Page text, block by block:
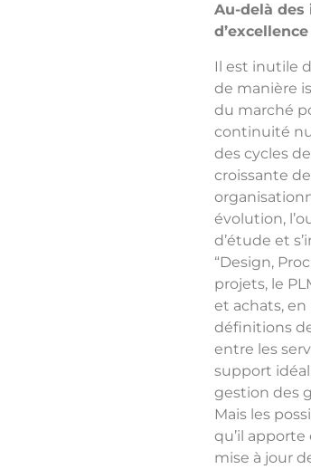
Au-delà des
Il est inutile
de manière
du marché
continuité
des cycles
croissante
évolution,
d’étude et
“Design,
projets, le
et achats,
définitions
entre les
support
gestion des
Mais les
qu’il
mise à jour